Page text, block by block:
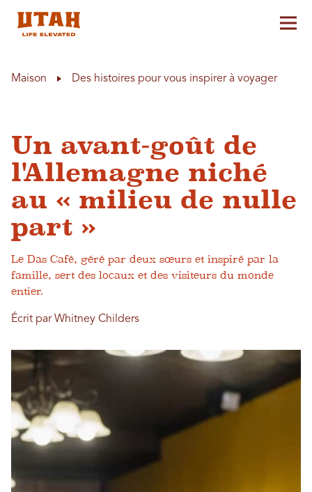
Maison Des histoires pour vous inspirer à voyager
Un avant-goût de
l'Allemagne niché
au « milieu de nulle
part »
Le Das Café, géré par deux sœurs et inspiré par la
famille, sert des locaux et des visiteurs du monde
entier.
Écrit par Whitney Childers